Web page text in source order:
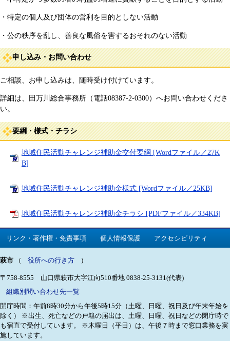
・特定の個人及び団体の営利を目的としない活動
・公の秩序を乱し、善良な風俗を害するおそれのない活動
申し込み・お問い合わせ
ご相談、お申し込みは、随時受け付けています。
詳細は、田万川総合事務所（電話08387-2-0300）へお問い合わせくださ
い。
要綱・様式・チラシ
地域住民活動チャレンジ補助金交付要綱 [Wordファイル／27K
B]
地域住民活動チャレンジ補助金様式 [Wordファイル／25KB]
地域住民活動チャレンジ補助金チラシ [PDFファイル／334KB]
リンク・著作権・免責事項 個人情報保護 アクセシビリティ
萩市 （ 役所への行き方 ）
〒758-8555 山口県萩市大字江向510番地 0838-25-3131(代表)
組織別問い合わせ先一覧
開庁時間：午前8時30分から午後5時15分（土曜、日曜、祝日及び年末年始を
除く）
※出生、死亡などの戸籍の届出は、土曜、日曜、祝日などの閉庁時で
も宿直で受付しています。
※木曜日（平日）は、午後７時まで窓口業務を実
施しています。